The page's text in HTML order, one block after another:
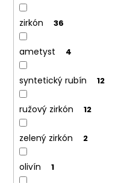
zirkón 36
ametyst 4
syntetický rubín 12
ružový zirkón 12
zelený zirkón 2
olivín 1